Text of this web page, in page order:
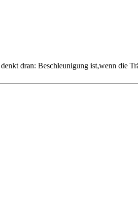
dran: Beschleunigung ist,wenn die